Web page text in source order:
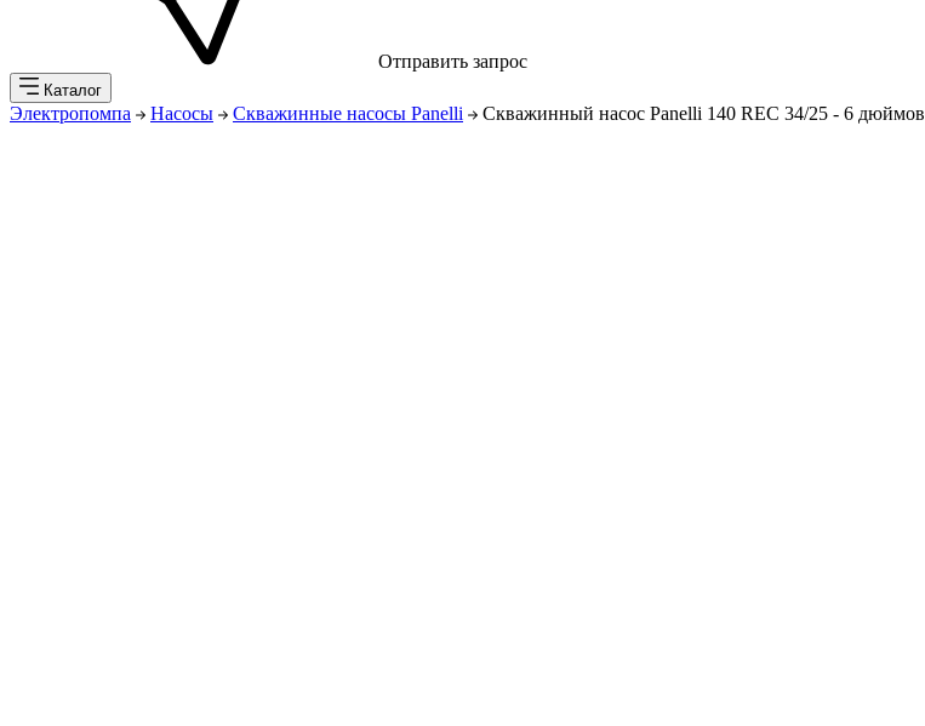
Отправить запрос
Каталог
Электропомпа Насосы Скважинные насосы Panelli Скважинный насос Panelli 140 REC 34/25 - 6 дюймов